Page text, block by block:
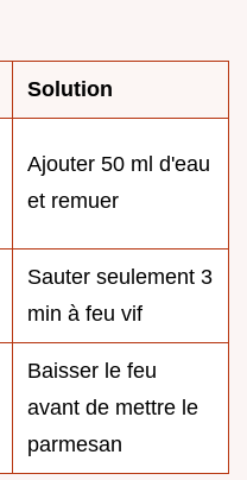
Solution
Ajouter 50 ml d'eau
et remuer
Sauter seulement 3
min à feu vif
Baisser le feu
avant de mettre le
parmesan